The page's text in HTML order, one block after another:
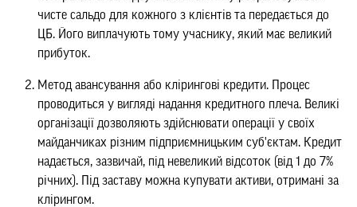
чисте сальдо для кожного з клієнтів та передається до
ЦБ. Його виплачують тому учаснику, який має великий
прибуток.
Метод авансування або клірингові кредити. Процес
проводиться у вигляді надання кредитного плеча. Великі
організації дозволяють здійснювати операції у своїх
майданчиках різним підприємницьким суб'єктам. Кредит
надається, зазвичай, під невеликий відсоток (від 1 до 7%
річних). Під заставу можна купувати активи, отримані за
клірингом.